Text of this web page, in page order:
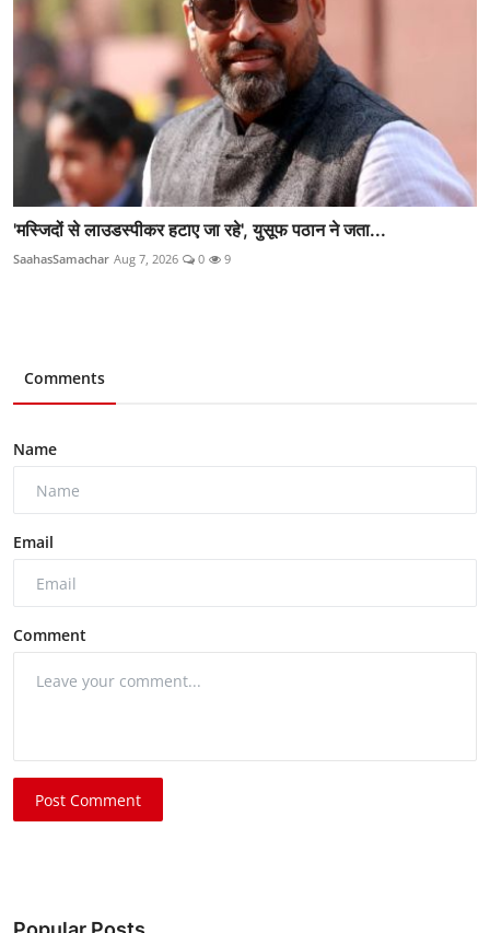
'मस्जिदों से लाउडस्पीकर हटाए जा रहे', युसूफ पठान ने जता...
SaahasSamachar Aug 7, 2026 0 9
Comments
Name
Email
Comment
Post Comment